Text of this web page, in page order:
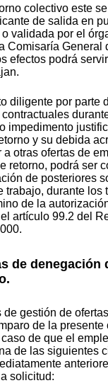
colectivo este
de salida en
validada por el
Comisaría General
efectos podrá
diligente por parte
impedimento
y su debida
a otras ofertas de
retorno, podrá ser
de posteriores
trabajo, durante los
de la
artículo 99.2 del
de denegación
de gestión de
de la presente
de que el
de las siguientes
solicitud: